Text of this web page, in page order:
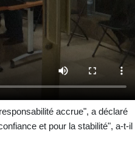
accrue", a déclaré
et pour la stabilité", a-t-il